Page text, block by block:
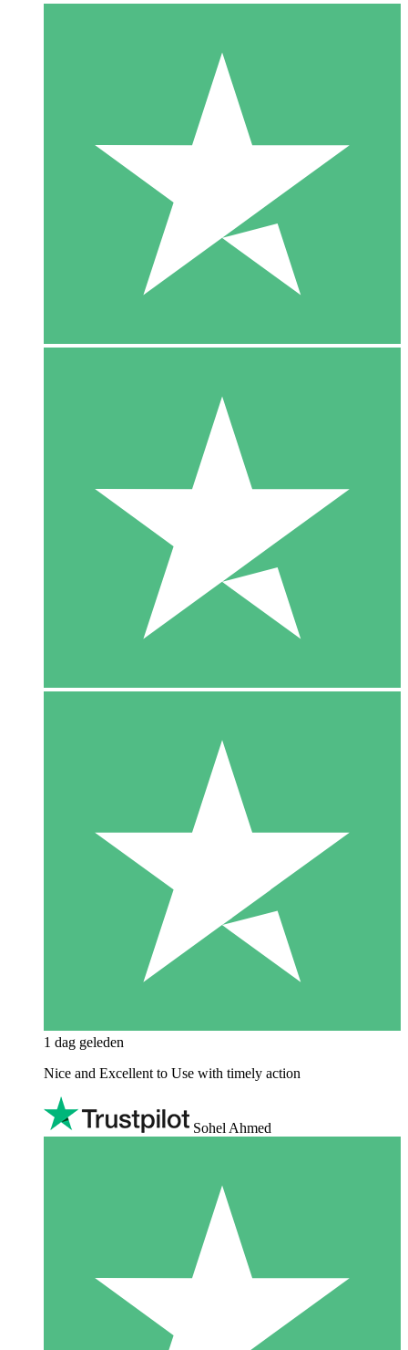
1 dag geleden
Nice and Excellent to Use with timely action
Sohel Ahmed